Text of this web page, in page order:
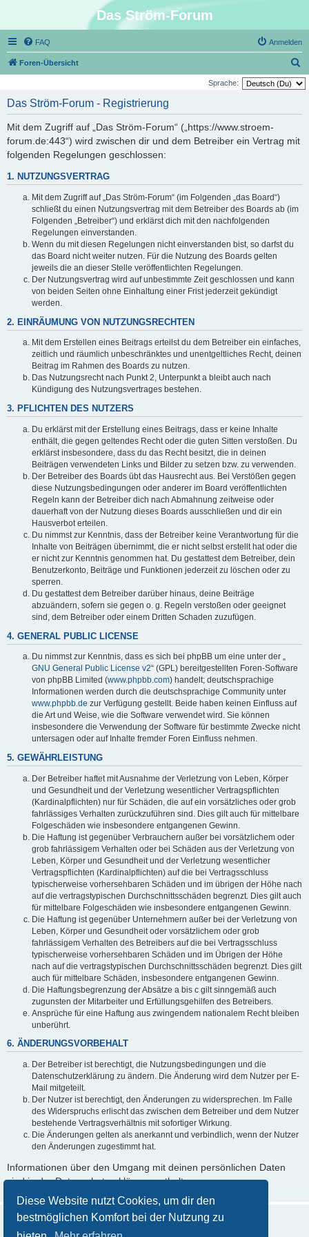
Diese Website nutzt Cookies, um dir den
bestmöglichen Komfort bei der Nutzung zu
Das Ström-Forum
FAQ Anmelden
Foren-Übersicht
u
Sprache:
Das Ström-Forum - Registrierung
Mit dem Zugriff auf „Das Ström-Forum“ („https://www.stroem-
forum.de:443“) wird zwischen dir und dem Betreiber ein Vertrag mit
folgenden Regelungen geschlossen:
1. NUTZUNGSVERTRAG
Mit dem Zugriff auf „Das Ström-Forum“ (im Folgenden „das Board“)
schließt du einen Nutzungsvertrag mit dem Betreiber des Boards ab (im
Folgenden „Betreiber“) und erklärst dich mit den nachfolgenden
Regelungen einverstanden.
Wenn du mit diesen Regelungen nicht einverstanden bist, so darfst du
das Board nicht weiter nutzen. Für die Nutzung des Boards gelten
jeweils die an dieser Stelle veröffentlichten Regelungen.
Der Nutzungsvertrag wird auf unbestimmte Zeit geschlossen und kann
von beiden Seiten ohne Einhaltung einer Frist jederzeit gekündigt
werden.
2. EINRÄUMUNG VON NUTZUNGSRECHTEN
Mit dem Erstellen eines Beitrags erteilst du dem Betreiber ein einfaches,
zeitlich und räumlich unbeschränktes und unentgeltliches Recht, deinen
Beitrag im Rahmen des Boards zu nutzen.
Das Nutzungsrecht nach Punkt 2, Unterpunkt a bleibt auch nach
Kündigung des Nutzungsvertrages bestehen.
3. PFLICHTEN DES NUTZERS
Du erklärst mit der Erstellung eines Beitrags, dass er keine Inhalte
enthält, die gegen geltendes Recht oder die guten Sitten verstoßen. Du
erklärst insbesondere, dass du das Recht besitzt, die in deinen
Beiträgen verwendeten Links und Bilder zu setzen bzw. zu verwenden.
Der Betreiber des Boards übt das Hausrecht aus. Bei Verstößen gegen
diese Nutzungsbedingungen oder anderer im Board veröffentlichten
Regeln kann der Betreiber dich nach Abmahnung zeitweise oder
dauerhaft von der Nutzung dieses Boards ausschließen und dir ein
Hausverbot erteilen.
Du nimmst zur Kenntnis, dass der Betreiber keine Verantwortung für die
Inhalte von Beiträgen übernimmt, die er nicht selbst erstellt hat oder die
er nicht zur Kenntnis genommen hat. Du gestattest dem Betreiber, dein
Benutzerkonto, Beiträge und Funktionen jederzeit zu löschen oder zu
sperren.
Du gestattest dem Betreiber darüber hinaus, deine Beiträge
abzuändern, sofern sie gegen o. g. Regeln verstoßen oder geeignet
sind, dem Betreiber oder einem Dritten Schaden zuzufügen.
4. GENERAL PUBLIC LICENSE
Du nimmst zur Kenntnis, dass es sich bei phpBB um eine unter der „
GNU General Public License v2“ (GPL) bereitgestellten Foren-Software
von phpBB Limited (www.phpbb.com) handelt; deutschsprachige
Informationen werden durch die deutschsprachige Community unter
www.phpbb.de zur Verfügung gestellt. Beide haben keinen Einfluss auf
die Art und Weise, wie die Software verwendet wird. Sie können
insbesondere die Verwendung der Software für bestimmte Zwecke nicht
untersagen oder auf Inhalte fremder Foren Einfluss nehmen.
5. GEWÄHRLEISTUNG
Der Betreiber haftet mit Ausnahme der Verletzung von Leben, Körper
und Gesundheit und der Verletzung wesentlicher Vertragspflichten
(Kardinalpflichten) nur für Schäden, die auf ein vorsätzliches oder grob
fahrlässiges Verhalten zurückzuführen sind. Dies gilt auch für mittelbare
Folgeschäden wie insbesondere entgangenen Gewinn.
Die Haftung ist gegenüber Verbrauchern außer bei vorsätzlichem oder
grob fahrlässigem Verhalten oder bei Schäden aus der Verletzung von
Leben, Körper und Gesundheit und der Verletzung wesentlicher
Vertragspflichten (Kardinalpflichten) auf die bei Vertragsschluss
typischerweise vorhersehbaren Schäden und im übrigen der Höhe nach
auf die vertragstypischen Durchschnittsschäden begrenzt. Dies gilt auch
für mittelbare Folgeschäden wie insbesondere entgangenen Gewinn.
Die Haftung ist gegenüber Unternehmern außer bei der Verletzung von
Leben, Körper und Gesundheit oder vorsätzlichem oder grob
fahrlässigem Verhalten des Betreibers auf die bei Vertragsschluss
typischerweise vorhersehbaren Schäden und im Übrigen der Höhe
nach auf die vertragstypischen Durchschnittsschäden begrenzt. Dies gilt
auch für mittelbare Schäden, insbesondere entgangenen Gewinn.
Die Haftungsbegrenzung der Absätze a bis c gilt sinngemäß auch
zugunsten der Mitarbeiter und Erfüllungsgehilfen des Betreibers.
Ansprüche für eine Haftung aus zwingendem nationalem Recht bleiben
unberührt.
6. ÄNDERUNGSVORBEHALT
Der Betreiber ist berechtigt, die Nutzungsbedingungen und die
Datenschutzerklärung zu ändern. Die Änderung wird dem Nutzer per E-
Mail mitgeteilt.
Der Nutzer ist berechtigt, den Änderungen zu widersprechen. Im Falle
des Widerspruchs erlischt das zwischen dem Betreiber und dem Nutzer
bestehende Vertragsverhältnis mit sofortiger Wirkung.
Die Änderungen gelten als anerkannt und verbindlich, wenn der Nutzer
den Änderungen zugestimmt hat.
Informationen über den Umgang mit deinen persönlichen Daten
sind in der Datenschutzerklärung enthalten.